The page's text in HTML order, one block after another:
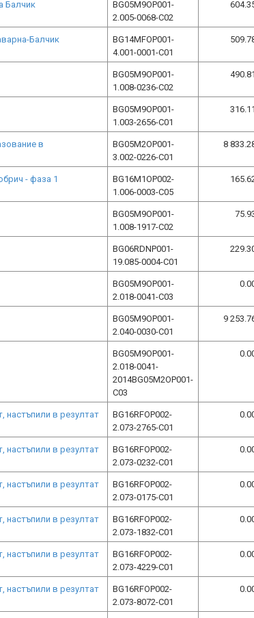
Балчик
BG05M9OP001-
2.005-0068-C02
Балчик
BG14MFOP001-
4.001-0001-C01
BG05M9OP001-
1.008-0236-C02
490.81
BG05M9OP001-
1.003-2656-C01
316.11
в
BG05M2OP001-
3.002-0226-C01
8
- фаза 1
BG16M1OP002-
1.006-0003-C05
BG05M9OP001-
1.008-1917-C02
BG06RDNP001-
19.085-0004-C01
BG05M9OP001-
2.018-0041-C03
BG05M9OP001-
2.040-0030-C01
9
BG05M9OP001-
2.018-0041-
2014BG05M2OP001-
C03
настъпили в резултат
BG16RFOP002-
2.073-2765-C01
настъпили в резултат
BG16RFOP002-
2.073-0232-C01
настъпили в резултат
BG16RFOP002-
2.073-0175-C01
настъпили в резултат
BG16RFOP002-
2.073-1832-C01
настъпили в резултат
BG16RFOP002-
2.073-4229-C01
настъпили в резултат
BG16RFOP002-
2.073-8072-C01